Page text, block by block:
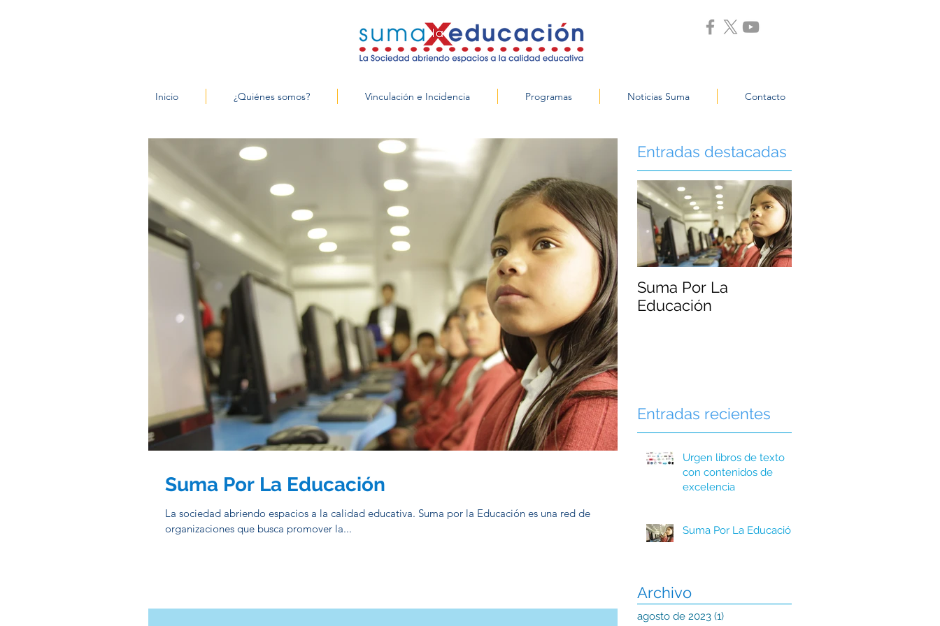
Suma Por La Educación
La sociedad abriendo espacios a la calidad educativa. Suma por la Educación es una red de
organizaciones que busca promover la...
Entradas destacadas
Suma Por La
Educación
Entradas recientes
Urgen libros de texto
con contenidos de
excelencia
Suma Por La Educación
Archivo
agosto de 2023 (1)
Inicio ¿Quiénes somos? Vinculación e Incidencia Programas Noticias Suma Contacto